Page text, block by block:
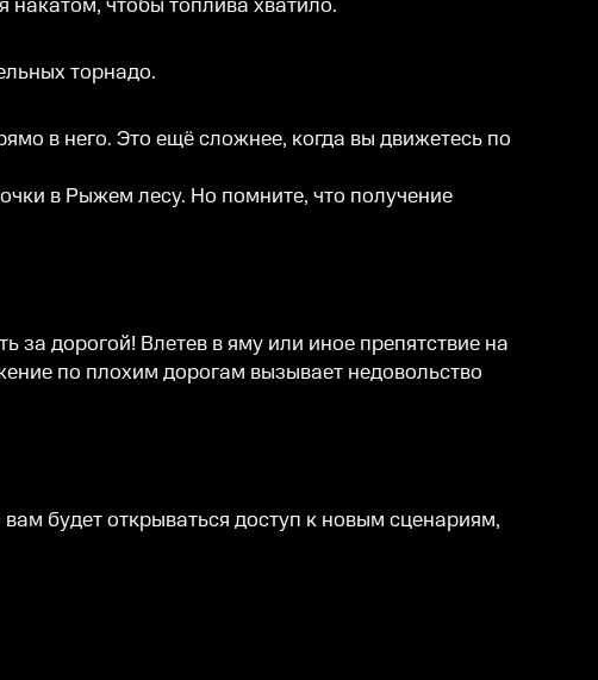
накатом, чтобы топлива хватило.
торнадо.
в него. Это ещё сложнее, когда вы движетесь по
в Рыжем лесу. Но помните, что получение
за дорогой! Влетев в яму или иное препятствие на
по плохим дорогам вызывает недовольство
будет открываться доступ к новым сценариям,